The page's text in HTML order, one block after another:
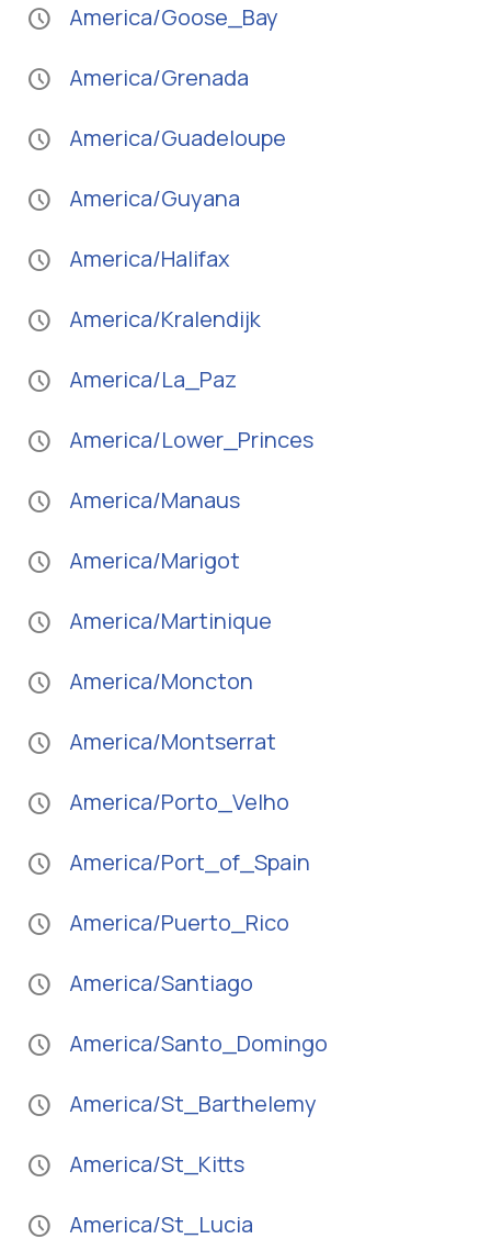
schedule America/Goose_Bay
schedule America/Grenada
schedule America/Guadeloupe
schedule America/Guyana
schedule America/Halifax
schedule America/Kralendijk
schedule America/La_Paz
schedule America/Lower_Princes
schedule America/Manaus
schedule America/Marigot
schedule America/Martinique
schedule America/Moncton
schedule America/Montserrat
schedule America/Porto_Velho
schedule America/Port_of_Spain
schedule America/Puerto_Rico
schedule America/Santiago
schedule America/Santo_Domingo
schedule America/St_Barthelemy
schedule America/St_Kitts
schedule America/St_Lucia